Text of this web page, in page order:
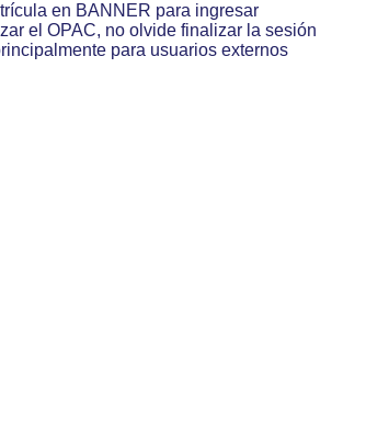
en BANNER para ingresar
el OPAC, no olvide finalizar la sesión
para usuarios externos